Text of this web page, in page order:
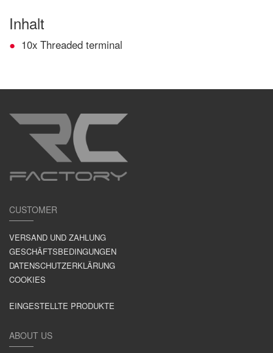
Inhalt
10x Threaded terminal
CUSTOMER
VERSAND UND ZAHLUNG
GESCHÄFTSBEDINGUNGEN
DATENSCHUTZERKLÄRUNG
COOKIES
EINGESTELLTE PRODUKTE
ABOUT US